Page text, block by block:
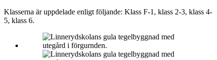
Klasserna är uppdelade enligt följande: Klass F-1, klass 2-3, klass 4-
5, klass 6.